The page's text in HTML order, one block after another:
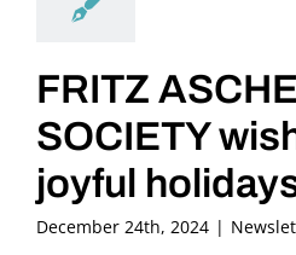
FRITZ
SOCIETY
joyful
December 24th, 2024 |